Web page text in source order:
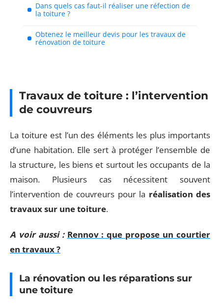
Dans quels cas faut-il réaliser une réfection de
la toiture ?
Obtenez le meilleur devis pour les travaux de
rénovation de toiture
Travaux de toiture : l’intervention
de couvreurs
La toiture est l’un des éléments les plus importants
d’une habitation. Elle sert à protéger l’ensemble de
la structure, les biens et surtout les occupants de la
maison. Plusieurs cas nécessitent souvent
l’intervention de couvreurs pour la réalisation des
travaux sur une toiture.
A voir aussi : Rennov : que propose un courtier
en travaux ?
La rénovation ou les réparations sur
une toiture